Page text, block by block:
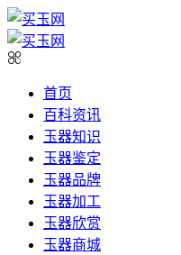
首页
百科资讯
玉器知识
玉器鉴定
玉器品牌
玉器加工
玉器欣赏
玉器商城